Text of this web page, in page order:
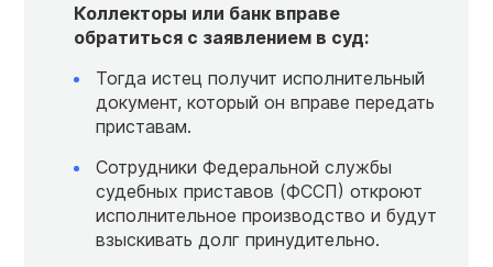
Коллекторы или банк вправе
обратиться с заявлением в суд:
Тогда истец получит исполнительный
документ, который он вправе передать
приставам.
Сотрудники Федеральной службы
судебных приставов (ФССП) откроют
исполнительное производство и будут
взыскивать долг принудительно.